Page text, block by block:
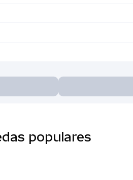
populares